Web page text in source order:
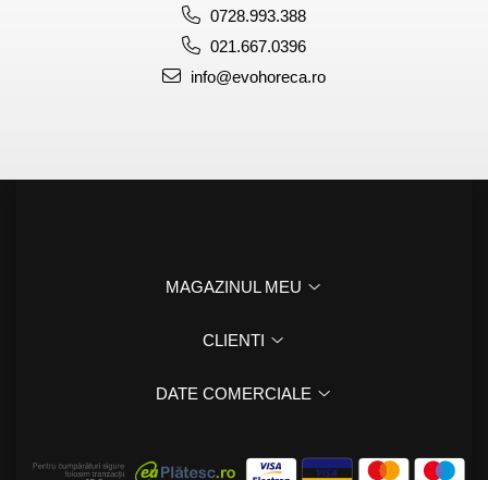
0728.993.388
021.667.0396
info@evohoreca.ro
MAGAZINUL MEU
CLIENTI
DATE COMERCIALE